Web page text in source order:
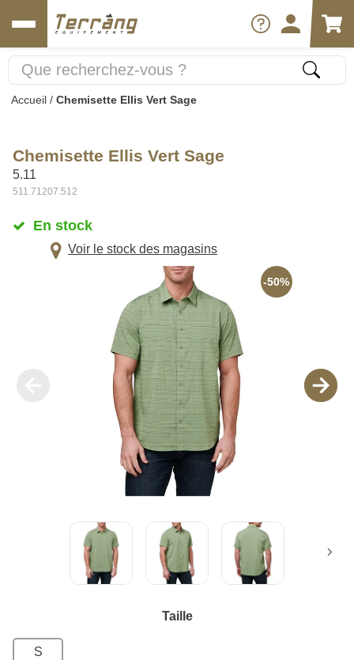
Accueil / Chemisette Ellis Vert Sage
Chemisette Ellis Vert Sage
5.11
511.71207.512
En stock
Voir le stock des magasins
-50%
Taille
S